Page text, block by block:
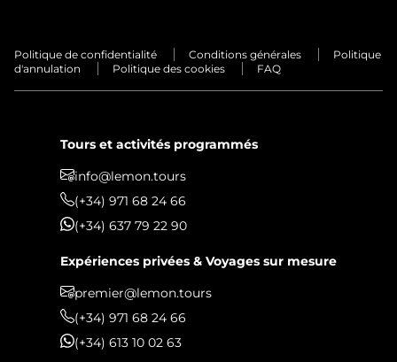
Politique de confidentialité Conditions générales
Politique
d'annulation
Politique des cookies FAQ
Tours et activités programmés
info@lemon.tours
(+34) 971 68 24 66
(+34) 637 79 22 90
Expériences privées & Voyages sur mesure
premier@lemon.tours
(+34) 971 68 24 66
(+34) 613 10 02 63